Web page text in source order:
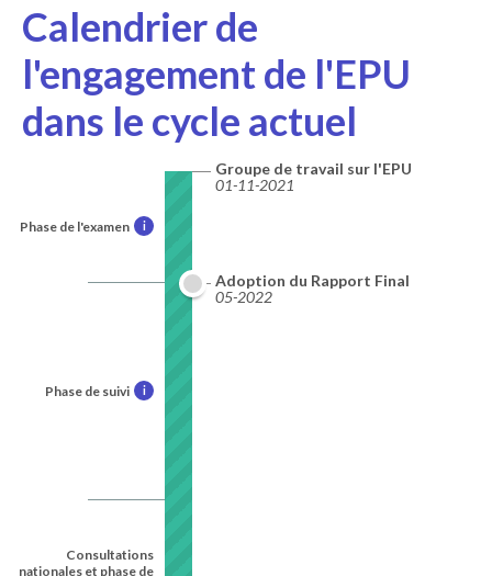
Calendrier de
l'engagement de l'EPU
dans le cycle actuel
Phase de l'examen i
Phase de suivi i
Consultations
nationales et phase de
Groupe de travail sur l'EPU
01-11-2021
Adoption du Rapport Final
05-2022